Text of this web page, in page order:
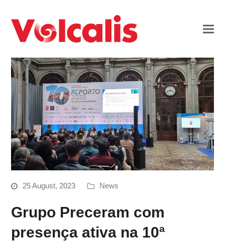
25 August, 2023 News
Grupo Preceram com
presença ativa na 10ª